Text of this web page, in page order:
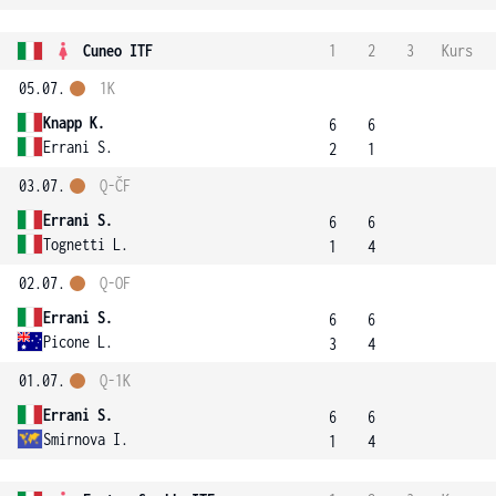
Cuneo ITF 1 2 3
Kurs
05.07.
Knapp K.
Errani S.
1K
6
2
6
1
03.07.
Errani S.
Tognetti L.
Q-ČF
6
1
6
4
02.07.
Errani S.
Picone L.
Q-OF
6
3
6
4
01.07.
Errani S.
Smirnova I.
Q-1K
6
1
6
4